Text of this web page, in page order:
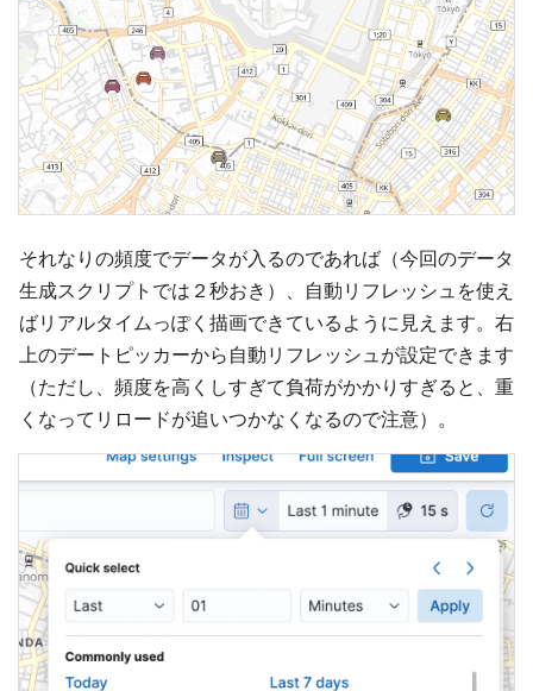
それなりの頻度でデータが入るのであれば（今回のデータ
生成スクリプトでは２秒おき）、自動リフレッシュを使え
ばリアルタイムっぽく描画できているように見えます。右
上のデートピッカーから自動リフレッシュが設定できます
（ただし、頻度を高くしすぎて負荷がかかりすぎると、重
くなってリロードが追いつかなくなるので注意）。